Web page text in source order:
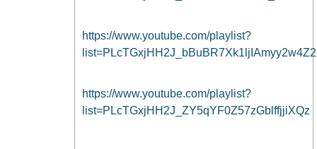
https://www.youtube.com/playlist?
https://www.youtube.com/playlist?
list=PLcTGxjHH2J_ZY5qYF0Z57zGblffjjiXQz